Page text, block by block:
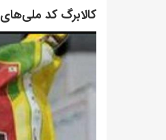
​کالابرگ کد ملی‌های ۷، ۸، ۹ فعال شد